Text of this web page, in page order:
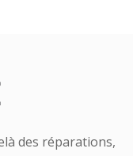
des réparations,